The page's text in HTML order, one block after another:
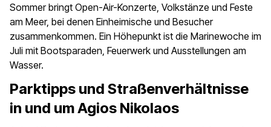
Sommer bringt Open-Air-Konzerte, Volkstänze und Feste
am Meer, bei denen Einheimische und Besucher
zusammenkommen. Ein Höhepunkt ist die Marinewoche im
Juli mit Bootsparaden, Feuerwerk und Ausstellungen am
Wasser.
Parktipps und Straßenverhältnisse
in und um Agios Nikolaos